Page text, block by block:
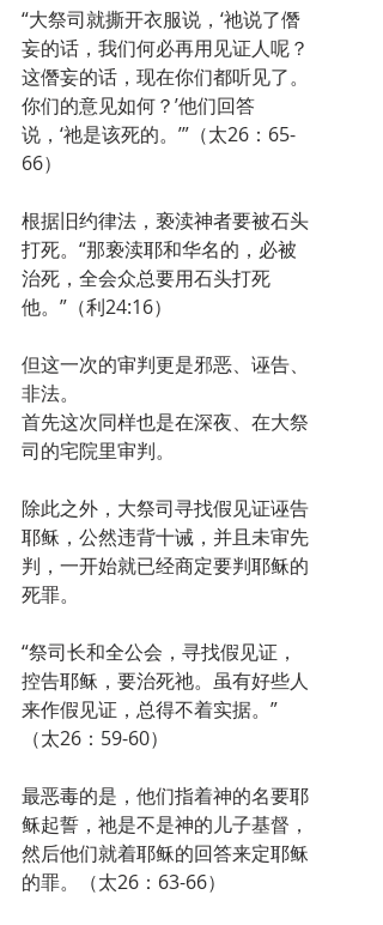
“大祭司就撕开衣服说，‘祂说了僭
妄的话，我们何必再用见证人呢？
这僭妄的话，现在你们都听见了。
你们的意见如何？’他们回答
说，‘祂是该死的。’”（太26：65-
66）
根据旧约律法，亵渎神者要被石头
打死。“那亵渎耶和华名的，必被
治死，全会众总要用石头打死
他。”（利24:16）
但这一次的审判更是邪恶、诬告、
非法。
首先这次同样也是在深夜、在大祭
司的宅院里审判。
除此之外，大祭司寻找假见证诬告
耶稣，公然违背十诫，并且未审先
判，一开始就已经商定要判耶稣的
死罪。
“祭司长和全公会，寻找假见证，
控告耶稣，要治死祂。虽有好些人
来作假见证，总得不着实据。”
（太26：59-60）
最恶毒的是，他们指着神的名要耶
稣起誓，祂是不是神的儿子基督，
然后他们就着耶稣的回答来定耶稣
的罪。（太26：63-66）